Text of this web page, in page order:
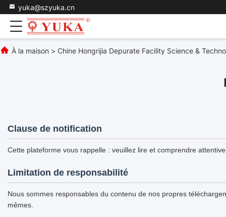
yuka@szyuka.cn
À la maison > Chine Hongrijia Depurate Facility Science &
Clause de notification
Cette plateforme vous rappelle : veuillez lire et comprendre
Limitation de responsabilité
Nous sommes responsables du contenu de nos propres
mêmes.